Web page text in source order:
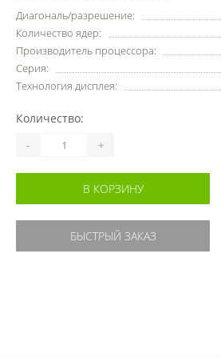
Диагональ/разрешение:
Количество ядер:
Производитель процессора:
Серия:
Технология дисплея:
Количество:
- +
В КОРЗИНУ
БЫСТРЫЙ ЗАКАЗ